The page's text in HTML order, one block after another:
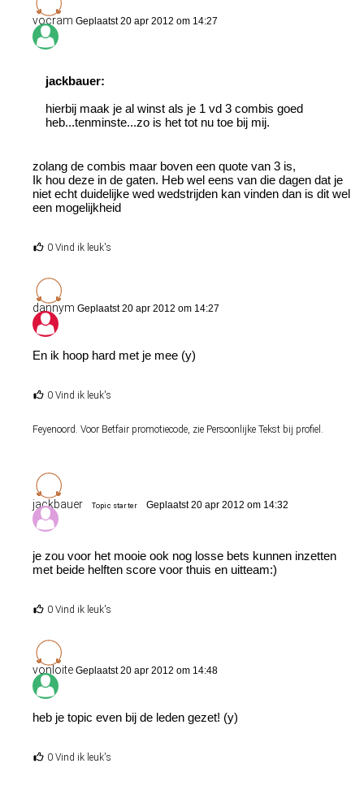
vocram Geplaatst 20 apr 2012 om 14:27
jackbauer:
hierbij maak je al winst als je 1 vd 3 combis goed
heb...tenminste...zo is het tot nu toe bij mij.
zolang de combis maar boven een quote van 3 is,
Ik hou deze in de gaten. Heb wel eens van die dagen dat je
niet echt duidelijke wed wedstrijden kan vinden dan is dit wel
een mogelijkheid
0 Vind ik leuk's
dannym Geplaatst 20 apr 2012 om 14:27
En ik hoop hard met je mee (y)
0 Vind ik leuk's
Feyenoord. Voor Betfair promotiecode, zie Persoonlijke Tekst bij profiel.
jackbauer Topic starter Geplaatst 20 apr 2012 om 14:32
je zou voor het mooie ook nog losse bets kunnen inzetten
met beide helften score voor thuis en uitteam:)
0 Vind ik leuk's
vonloite Geplaatst 20 apr 2012 om 14:48
heb je topic even bij de leden gezet! (y)
0 Vind ik leuk's